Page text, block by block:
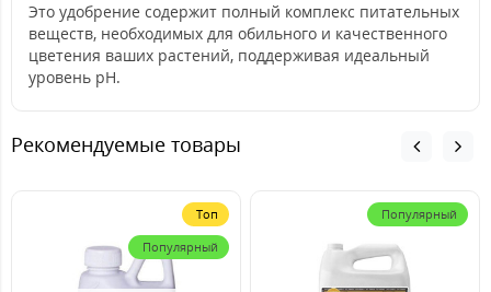
Это удобрение содержит полный комплекс питательных
веществ, необходимых для обильного и качественного
цветения ваших растений, поддерживая идеальный
уровень pH.
Рекомендуемые товары
Топ
Популярный
Популярный